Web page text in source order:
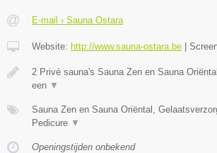
E-mail › Sauna Ostara
Website: http://www.sauna-ostara.be |
2 Privé sauna's Sauna Zen en Sauna
een ▼
Sauna Zen en Sauna Oriëntal,
Pedicure ▼
Openingstijden onbekend